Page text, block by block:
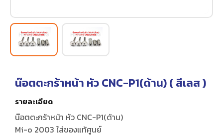
น๊อตตะกร้าหน้า หัว CNC-P1(ด้าน) (สีเลส)
รายละเอียด
น๊อตตะกร้าหน้า หัว CNC-P1(ด้าน)
Mi-o 2003 ใส่ของแท้ศูนย์